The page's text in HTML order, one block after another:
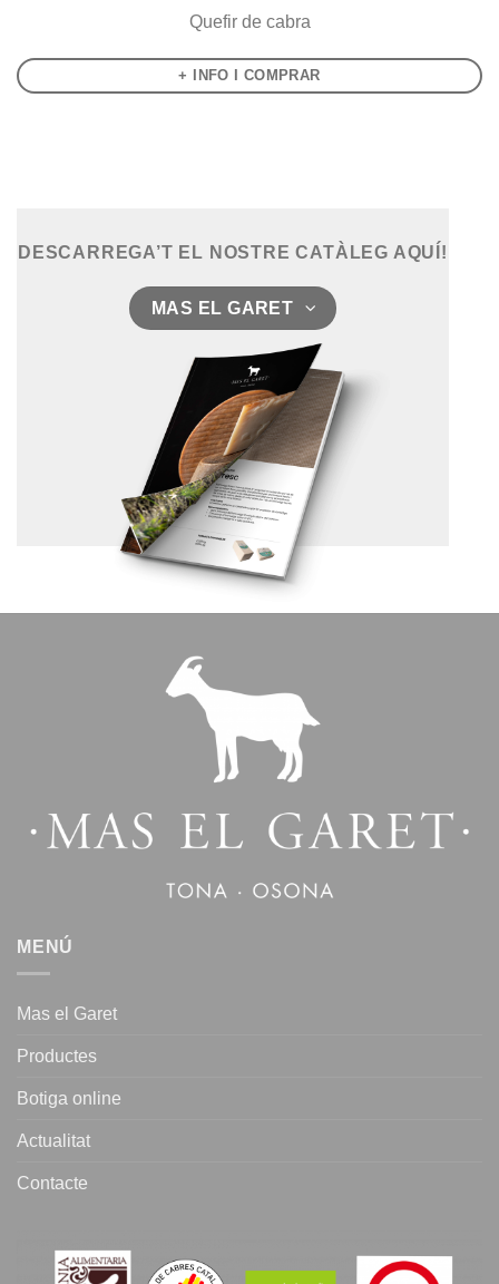
Quefir de cabra
+ INFO I COMPRAR
DESCARREGA’T EL NOSTRE CATÀLEG AQUÍ!
MAS EL GARET
MENÚ
Mas el Garet
Productes
Botiga online
Actualitat
Contacte